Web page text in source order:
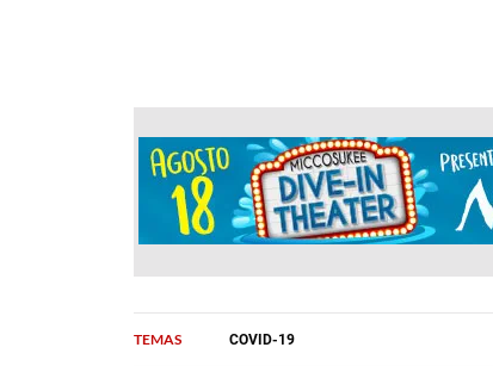
TEMAS COVID-19